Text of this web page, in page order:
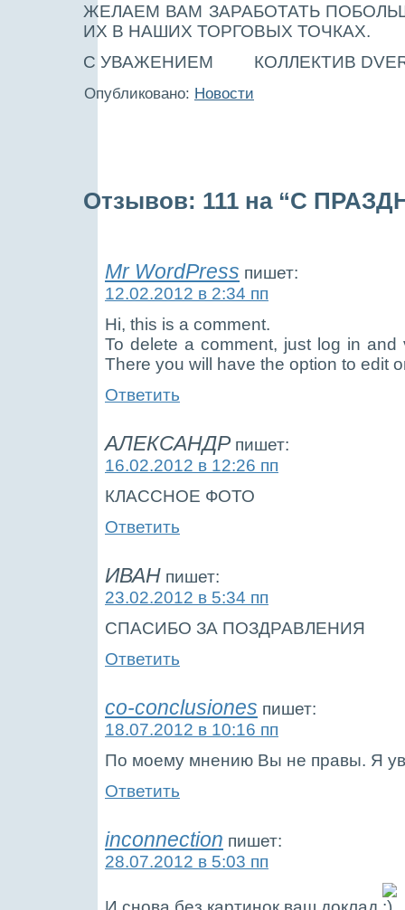
ЖЕЛАЕМ ВАМ ЗАРАБОТАТЬ
ИХ В НАШИХ ТОРГОВЫХ ТОЧКАХ.
С УВАЖЕНИЕМ КОЛЛЕКТИВ
Опубликовано: Новости
Отзывов: 111 на “С
Mr WordPress пишет:
12.02.2012 в 2:34 пп
Hi, this is a comment.
To delete a comment, just log in
There you will have the option to edit
Ответить
АЛЕКСАНДР пишет:
16.02.2012 в 12:26 пп
КЛАССНОЕ ФОТО
Ответить
ИВАН пишет:
23.02.2012 в 5:34 пп
СПАСИБО ЗА ПОЗДРАВЛЕНИЯ
Ответить
co-conclusiones пишет:
18.07.2012 в 10:16 пп
По моему мнению Вы не правы. Я
Ответить
inconnection пишет:
28.07.2012 в 5:03 пп